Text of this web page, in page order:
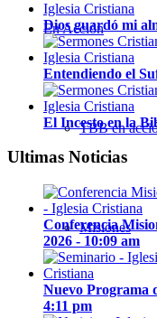
En Acción
TBB en
Misiones
Dios guardó mi
Entendiendo el
El Incesto en la
Ultimas Noticias
Conferencia
2026 - 10:09 am
Nuevo Programa
4:11 pm